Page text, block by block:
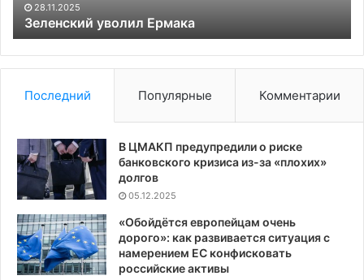
28.11.2025
Зеленский уволил Ермака
Последний Популярные Комментарии
В ЦМАКП предупредили о риске
банковского кризиса из-за «плохих»
долгов
05.12.2025
«Обойдётся европейцам очень
дорого»: как развивается ситуация с
намерением ЕС конфисковать
российские активы